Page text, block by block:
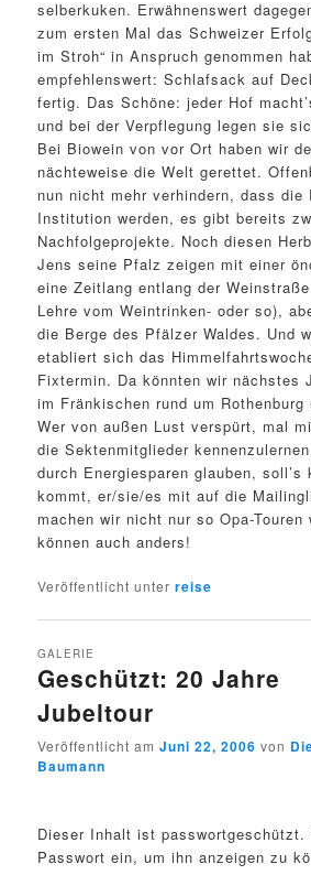
selberkuken. Erwähnenswert
zum ersten Mal das Schweizer
im Stroh“ in Anspruch genommen
empfehlenswert: Schlafsack auf
fertig. Das Schöne: jeder Hof
und bei der Verpflegung legen sie
Bei Biowein von vor Ort haben wir
nächteweise die Welt gerettet.
nun nicht mehr verhindern, dass die
Institution werden, es gibt bereits
Nachfolgeprojekte. Noch diesen
Jens seine Pfalz zeigen mit einer
eine Zeitlang entlang der
Lehre vom Weintrinken- oder so),
die Berge des Pfälzer Waldes. Und
etabliert sich das
Fixtermin. Da könnten wir nächstes
im Fränkischen rund um Rothenburg
Wer von außen Lust verspürt, mal
die Sektenmitglieder
durch Energiesparen glauben, soll’s
kommt, er/sie/es mit auf die
machen wir nicht nur so Opa-
können auch anders!
Veröffentlicht unter reise
Geschützt: 20 Jahre
Jubeltour
GALERIE
Veröffentlicht amJuni 22, 2006 von
Baumann
Dieser Inhalt ist
Passwort ein, um ihn anzeigen zu